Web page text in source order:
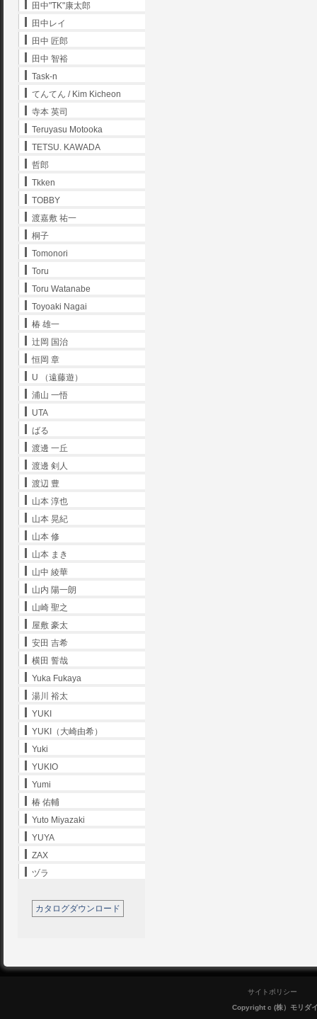
田中"TK"康太郎
田中レイ
田中 匠郎
田中 智裕
Task-n
てんてん / Kim Kicheon
寺本 英司
Teruyasu Motooka
TETSU. KAWADA
哲郎
Tkken
TOBBY
渡嘉敷 祐一
桐子
Tomonori
Toru
Toru Watanabe
Toyoaki Nagai
椿 雄一
辻岡 国治
恒岡 章
U （遠藤遊）
浦山 一悟
UTA
ばる
渡邊 一丘
渡邊 剣人
渡辺 豊
山本 淳也
山本 晃紀
山本 修
山本 まき
山中 綾華
山内 陽一朗
山崎 聖之
屋敷 豪太
安田 吉希
横田 誓哉
Yuka Fukaya
湯川 裕太
YUKI
YUKI（大崎由希）
Yuki
YUKIO
Yumi
椿 佑輔
Yuto Miyazaki
YUYA
ZAX
ヅラ
カタログダウンロード
サイトポリシー
Copyright c (株）モリダ